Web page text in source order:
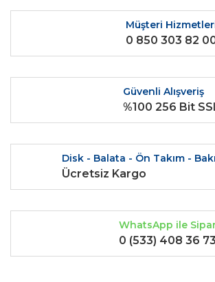
Müşteri
0 850 303 82
Güvenli Alışveriş
%100 256 Bit
Disk - Balata - Ön Takım -
Ücretsiz Kargo
WhatsApp ile
0 (533) 408 36 73